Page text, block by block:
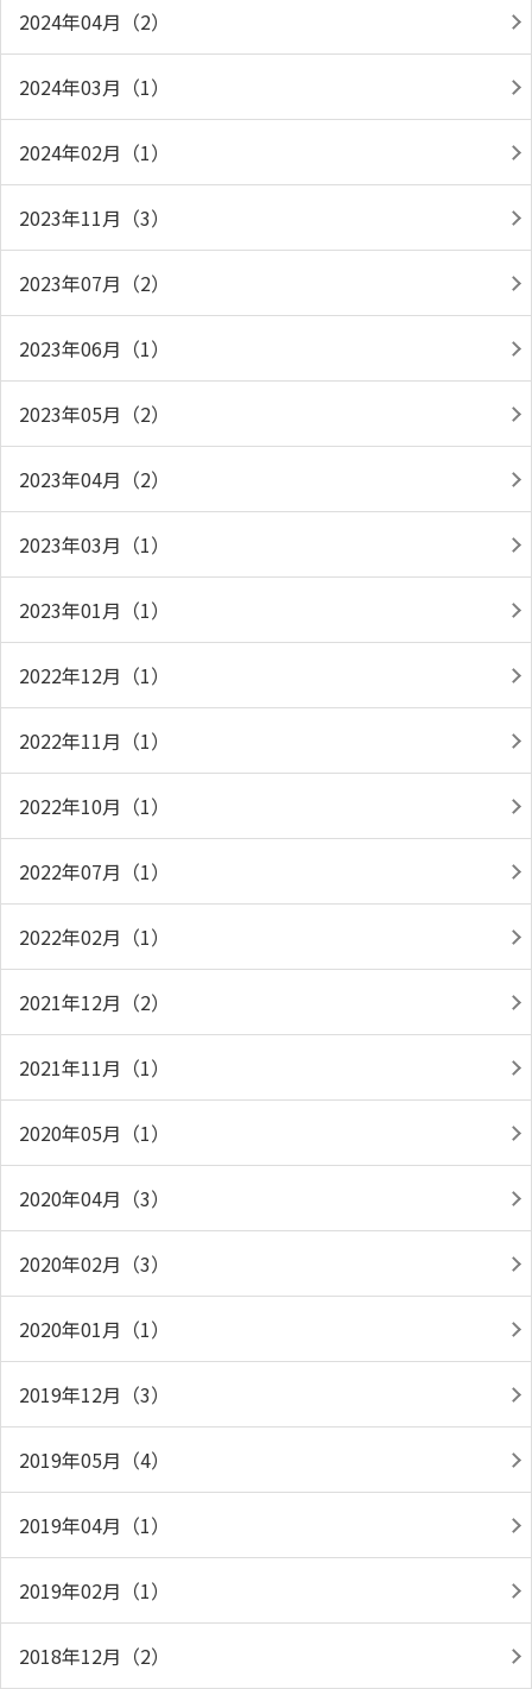
2024年04月（2）
2024年03月（1）
2024年02月（1）
2023年11月（3）
2023年07月（2）
2023年06月（1）
2023年05月（2）
2023年04月（2）
2023年03月（1）
2023年01月（1）
2022年12月（1）
2022年11月（1）
2022年10月（1）
2022年07月（1）
2022年02月（1）
2021年12月（2）
2021年11月（1）
2020年05月（1）
2020年04月（3）
2020年02月（3）
2020年01月（1）
2019年12月（3）
2019年05月（4）
2019年04月（1）
2019年02月（1）
2018年12月（2）